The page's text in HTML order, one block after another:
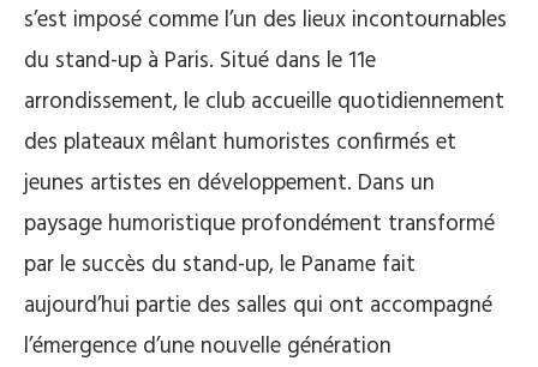
s’est imposé comme l’un des lieux incontournables
du stand-up à Paris. Situé dans le 11e
arrondissement, le club accueille quotidiennement
des plateaux mêlant humoristes confirmés et
jeunes artistes en développement. Dans un
paysage humoristique profondément transformé
par le succès du stand-up, le Paname fait
aujourd’hui partie des salles qui ont accompagné
l’émergence d’une nouvelle génération